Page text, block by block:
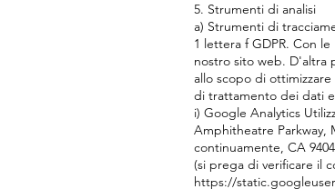
5. Strumenti di analisi
a) Strumenti di
1 lettera f GDPR. Con
nostro sito web. D'altra
allo scopo di
di trattamento dei dati
i) Google Analytics
Amphitheatre Parkway,
continuamente, CA
(si prega di verificare il
https://